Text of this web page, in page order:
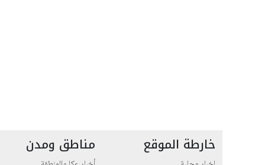
خارطة الموقع مناطق ومدن